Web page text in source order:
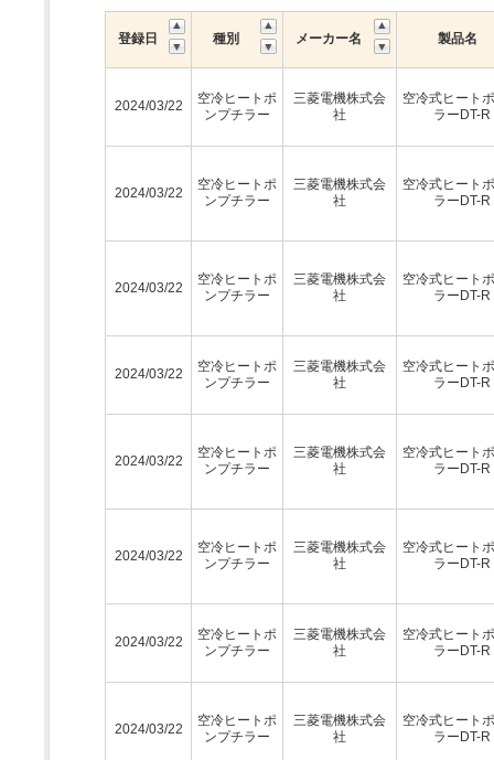
登録日 種別 メーカー名 製品名
2024/03/22
空冷ヒートポ
ンプチラー
三菱電機株式会
社
空冷式ヒート
ラーDT-
2024/03/22
空冷ヒートポ
ンプチラー
三菱電機株式会
社
空冷式ヒート
ラーDT-
2024/03/22
空冷ヒートポ
ンプチラー
三菱電機株式会
社
空冷式ヒート
ラーDT-
2024/03/22
空冷ヒートポ
ンプチラー
三菱電機株式会
社
空冷式ヒート
ラーDT-
2024/03/22
空冷ヒートポ
ンプチラー
三菱電機株式会
社
空冷式ヒート
ラーDT-
2024/03/22
空冷ヒートポ
ンプチラー
三菱電機株式会
社
空冷式ヒート
ラーDT-
2024/03/22
空冷ヒートポ
ンプチラー
三菱電機株式会
社
空冷式ヒート
ラーDT-
2024/03/22
空冷ヒートポ
ンプチラー
三菱電機株式会
社
空冷式ヒート
ラーDT-